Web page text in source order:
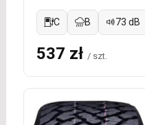
C B 73 dB
537 zł / szt.